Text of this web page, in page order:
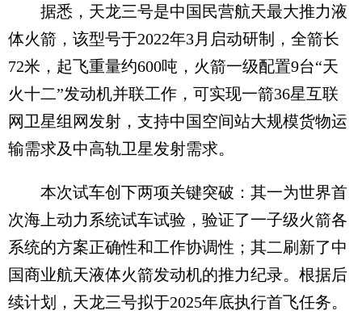
据悉，天龙三号是中国民营航天最大推力液
体火箭，该型号于2022年3月启动研制，全箭长
72米，起飞重量约600吨，火箭一级配置9台“天
火十二”发动机并联工作，可实现一箭36星互联
网卫星组网发射，支持中国空间站大规模货物运
输需求及中高轨卫星发射需求。
本次试车创下两项关键突破：其一为世界首
次海上动力系统试车试验，验证了一子级火箭各
系统的方案正确性和工作协调性；其二刷新了中
国商业航天液体火箭发动机的推力纪录。根据后
续计划，天龙三号拟于2025年底执行首飞任务。